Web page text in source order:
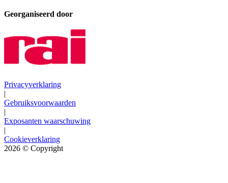
Georganiseerd door
Privacyverklaring
|
Gebruiksvoorwaarden
|
Exposanten waarschuwing
|
Cookieverklaring
2026 © Copyright